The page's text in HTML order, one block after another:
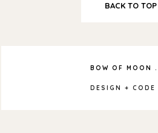
BACK TO TOP
BOW OF MOON .
DESIGN + CODE